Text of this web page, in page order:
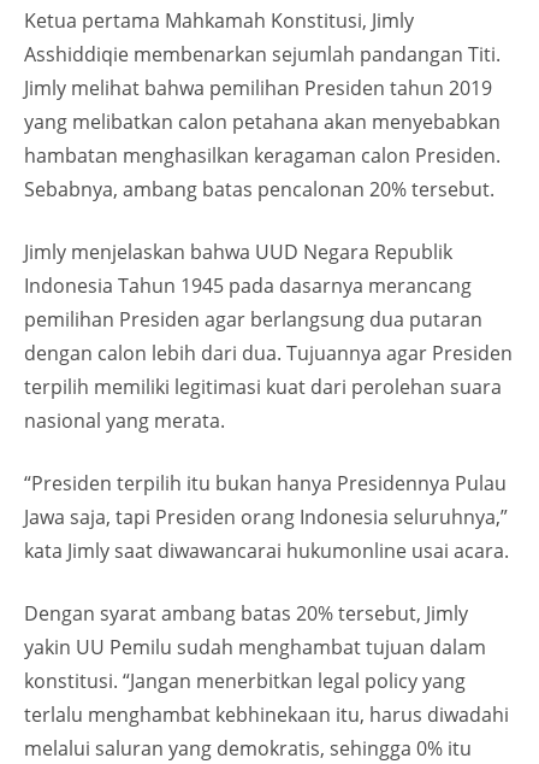
Ketua pertama Mahkamah Konstitusi, Jimly
Asshiddiqie membenarkan sejumlah pandangan Titi.
Jimly melihat bahwa pemilihan Presiden tahun 2019
yang melibatkan calon petahana akan menyebabkan
hambatan menghasilkan keragaman calon Presiden.
Sebabnya, ambang batas pencalonan 20% tersebut.
Jimly menjelaskan bahwa UUD Negara Republik
Indonesia Tahun 1945 pada dasarnya merancang
pemilihan Presiden agar berlangsung dua putaran
dengan calon lebih dari dua. Tujuannya agar Presiden
terpilih memiliki legitimasi kuat dari perolehan suara
nasional yang merata.
“Presiden terpilih itu bukan hanya Presidennya Pulau
Jawa saja, tapi Presiden orang Indonesia seluruhnya,”
kata Jimly saat diwawancarai hukumonline usai acara.
Dengan syarat ambang batas 20% tersebut, Jimly
yakin UU Pemilu sudah menghambat tujuan dalam
konstitusi. “Jangan menerbitkan legal policy yang
terlalu menghambat kebhinekaan itu, harus diwadahi
melalui saluran yang demokratis, sehingga 0% itu